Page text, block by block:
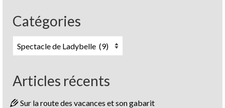
Catégories
Catégories
Articles récents
Sur la route des vacances et son gabarit